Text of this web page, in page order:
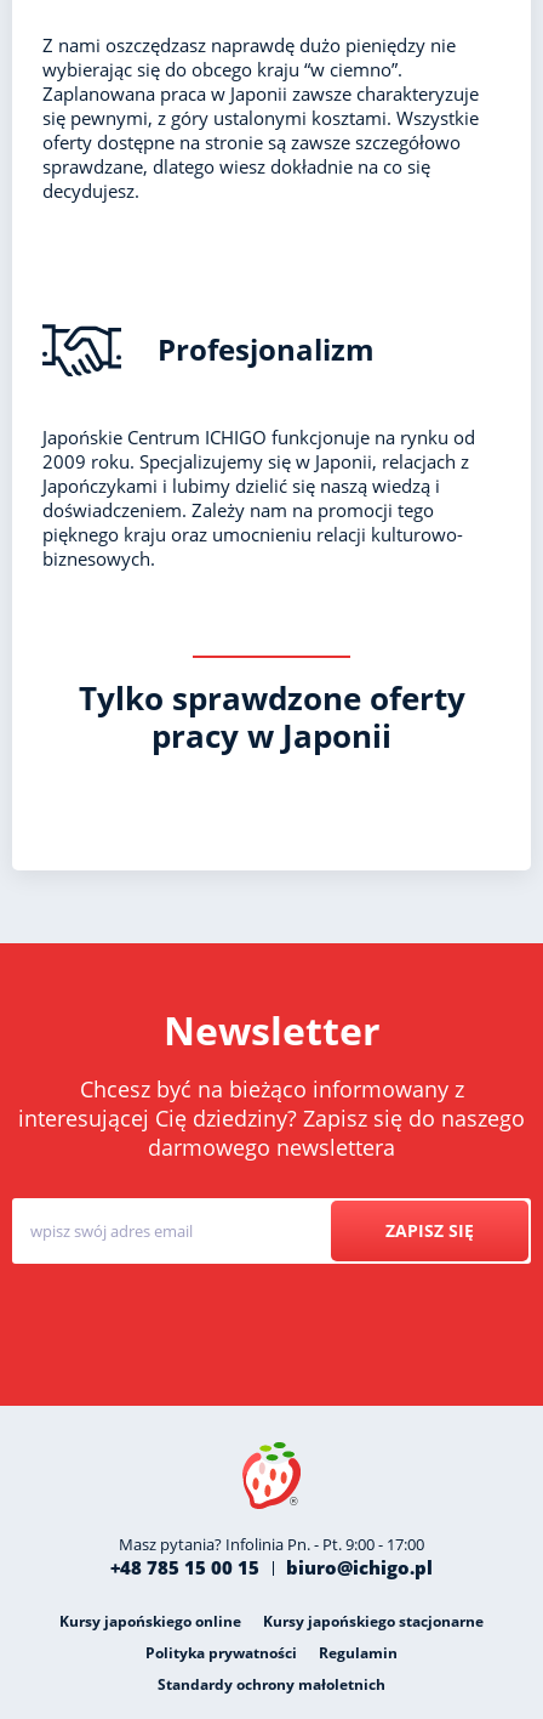
Z nami oszczędzasz naprawdę dużo pieniędzy nie
wybierając się do obcego kraju “w ciemno”.
Zaplanowana praca w Japonii zawsze charakteryzuje
się pewnymi, z góry ustalonymi kosztami. Wszystkie
oferty dostępne na stronie są zawsze szczegółowo
sprawdzane, dlatego wiesz dokładnie na co się
decydujesz.
Profesjonalizm
Japońskie Centrum ICHIGO funkcjonuje na rynku od
2009 roku. Specjalizujemy się w Japonii, relacjach z
Japończykami i lubimy dzielić się naszą wiedzą i
doświadczeniem. Zależy nam na promocji tego
pięknego kraju oraz umocnieniu relacji kulturowo-
biznesowych.
Tylko sprawdzone oferty
pracy w Japonii
Newsletter
Chcesz być na bieżąco informowany z
interesującej Cię dziedziny? Zapisz się do naszego
darmowego newslettera
ZAPISZ SIĘ
Masz pytania? Infolinia Pn. - Pt. 9:00 - 17:00
+48 785 15 00 15 biuro@ichigo.pl
Kursy japońskiego online
Kursy japońskiego stacjonarne
Polityka prywatności
Regulamin
Standardy ochrony małoletnich